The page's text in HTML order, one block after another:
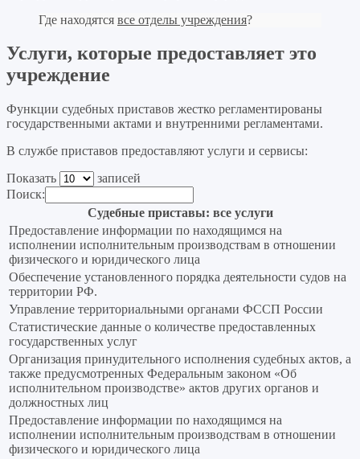
Где находятся все отделы учреждения?
Услуги, которые предоставляет это
учреждение
Функции судебных приставов жестко регламентированы
государственными актами и внутренними регламентами.
В службе приставов предоставляют услуги и сервисы:
Показать
записей
Поиск:
Судебные приставы: все услуги
Предоставление информации по находящимся на
исполнении исполнительным производствам в отношении
физического и юридического лица
Обеспечение установленного порядка деятельности судов на
территории РФ.
Управление территориальными органами ФССП России
Статистические данные о количестве предоставленных
государственных услуг
Организация принудительного исполнения судебных актов, а
также предусмотренных Федеральным законом «Об
исполнительном производстве» актов других органов и
должностных лиц
Предоставление информации по находящимся на
исполнении исполнительным производствам в отношении
физического и юридического лица